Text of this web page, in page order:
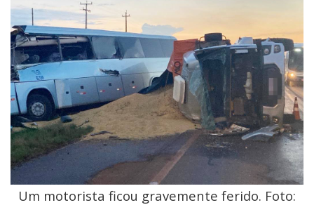
Um motorista ficou gravemente ferido. Foto: